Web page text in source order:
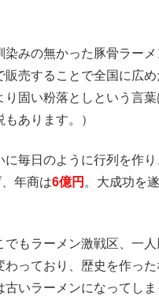
みの無かった豚骨ラーメ
売することで全国に広め
り固い粉落としという言
あります。）
に毎日のように行列を作り
年商は6億円 。大成功を
でもラーメン激戦区、一
わっており、歴史を作っ
古いラーメンになってし